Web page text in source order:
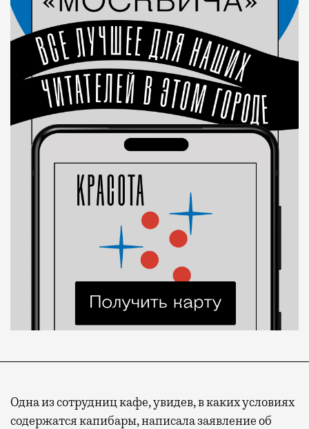
Одна из сотрудниц кафе, увидев, в каких условиях
содержатся капибары, написала заявление об